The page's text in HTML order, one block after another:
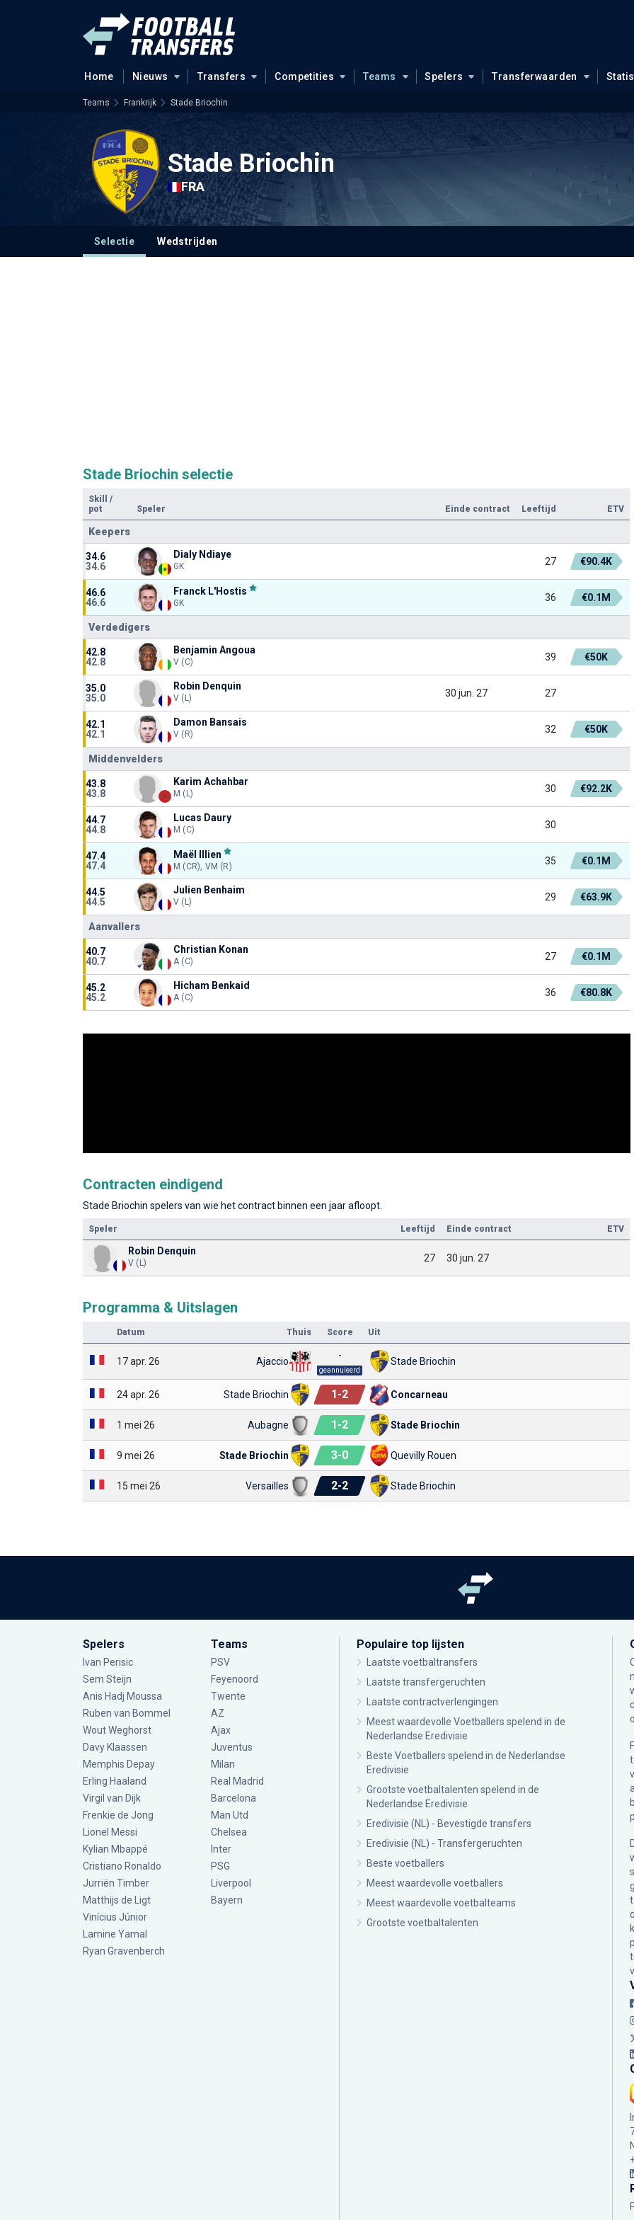
Home Nieuws Transfers Competities Teams Spelers Transferwaarden
Teams Frankrijk Stade Briochin
Stade Briochin
FRA
Selectie Wedstrijden
Stade Briochin selectie
Skill
/
pot
Speler Einde contract Leeftijd ETV
Keepers
34.6
34.6
Dialy Ndiaye
GK 27 €90.4K
46.6
46.6
Franck L'Hostis
GK 36 €0.1M
Verdedigers
42.8
42.8
Benjamin Angoua
V (C) 39 €50K
35.0
35.0
Robin Denquin
V (L) 30 jun. 27 27
42.1
42.1
Damon Bansais
V (R) 32 €50K
Middenvelders
43.8
43.8
Karim Achahbar
M (L) 30 €92.2K
44.7
44.8
Lucas Daury
M (C) 30
47.4
47.4
Maël Illien
M (CR), VM (R) 35 €0.1M
44.5
44.5
Julien Benhaim
V (L) 29 €63.9K
Aanvallers
40.7
40.7
Christian Konan
A (C) 27 €0.1M
45.2
45.2
Hicham Benkaid
A (C) 36 €80.8K
Contracten eindigend
Stade Briochin spelers van wie het contract binnen een jaar afloopt.
Speler Leeftijd Einde contract ETV
Robin Denquin
V (L) 27 30 jun. 27
Programma & Uitslagen
Datum Thuis Score Uit
17 apr. 26 Ajaccio
-
geannuleerd
Stade Briochin
24 apr. 26 Stade Briochin 1-2 Concarneau
1 mei 26 Aubagne 1-2 Stade Briochin
9 mei 26 Stade Briochin 3-0 Quevilly Rouen
15 mei 26 Versailles 2-2 Stade Briochin
Spelers
Ivan Perisic
Sem Steijn
Anis Hadj Moussa
Ruben van Bommel
Wout Weghorst
Davy Klaassen
Memphis Depay
Erling Haaland
Virgil van Dijk
Frenkie de Jong
Lionel Messi
Kylian Mbappé
Cristiano Ronaldo
Jurriën Timber
Matthijs de Ligt
Vinícius Júnior
Lamine Yamal
Ryan Gravenberch
Teams
PSV
Feyenoord
Twente
AZ
Ajax
Juventus
Milan
Real Madrid
Barcelona
Man Utd
Chelsea
Inter
PSG
Liverpool
Bayern
Populaire top lijsten
Laatste voetbaltransfers
Laatste transfergeruchten
Laatste contractverlengingen
Meest waardevolle Voetballers spelend in de
Nederlandse Eredivisie
Beste Voetballers spelend in de Nederlandse
Eredivisie
Grootste voetbaltalenten spelend in de
Nederlandse Eredivisie
Eredivisie (NL) - Bevestigde transfers
Eredivisie (NL) - Transfergeruchten
Beste voetballers
Meest waardevolle voetballers
Meest waardevolle voetbalteams
Grootste voetbaltalenten